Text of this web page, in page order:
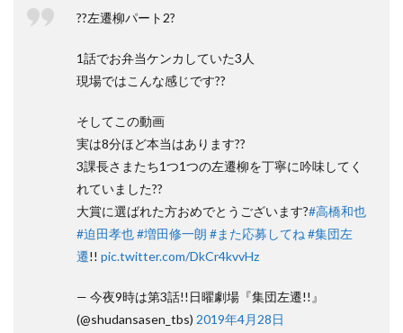
??左遷柳パート2?
1話でお弁当ケンカしていた3人
現場ではこんな感じです??
そしてこの動画
実は8分ほど本当はあります??
3課長さまたち1つ1つの左遷柳を丁寧に吟味してく
れていました??
大賞に選ばれた方おめでとうございます?#高橋和也
#迫田孝也#増田修一朗 #また応募してね#集団左
遷!! pic.twitter.com/DkCr4kvvHz
— 今夜9時は第3話!!日曜劇場『集団左遷!!』
(@shudansasen_tbs) 2019年4月28日